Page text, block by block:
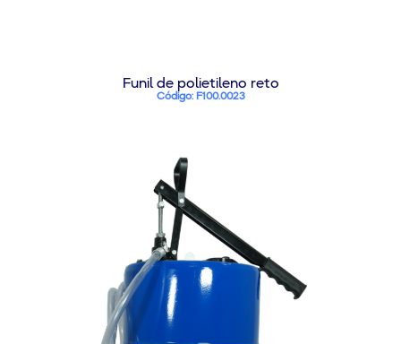
Funil de polietileno reto
Código: F100.0023